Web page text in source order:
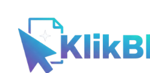
content